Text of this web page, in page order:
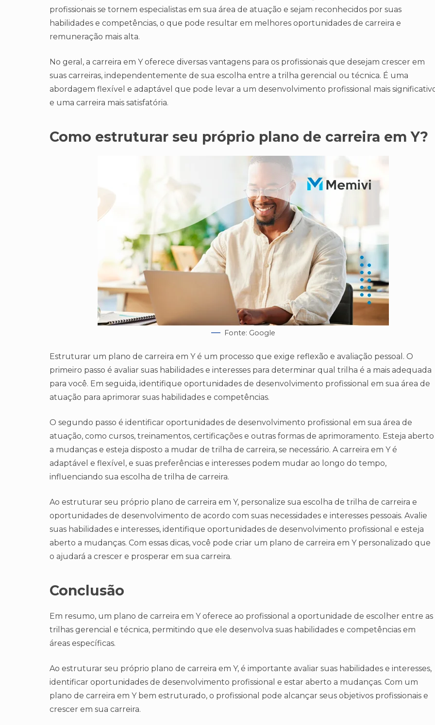
profissionais se tornem especialistas em sua área de atuação e sejam reconhecidos por suas
habilidades e competências, o que pode resultar em melhores oportunidades de carreira e
remuneração mais alta.
No geral, a carreira em Y oferece diversas vantagens para os profissionais que desejam crescer em
suas carreiras, independentemente de sua escolha entre a trilha gerencial ou técnica. É uma
abordagem flexível e adaptável que pode levar a um desenvolvimento profissional mais
e uma carreira mais satisfatória.
Como estruturar seu próprio plano de carreira em Y?
Fonte: Google
Estruturar um plano de carreira em Y é um processo que exige reflexão e avaliação pessoal. O
primeiro passo é avaliar suas habilidades e interesses para determinar qual trilha é a mais adequada
para você. Em seguida, identifique oportunidades de desenvolvimento profissional em sua área de
atuação para aprimorar suas habilidades e competências.
O segundo passo é identificar oportunidades de desenvolvimento profissional em sua área de
atuação, como cursos, treinamentos, certificações e outras formas de aprimoramento. Esteja aberto
a mudanças e esteja disposto a mudar de trilha de carreira, se necessário. A carreira em Y é
adaptável e flexível, e suas preferências e interesses podem mudar ao longo do tempo,
influenciando sua escolha de trilha de carreira.
Ao estruturar seu próprio plano de carreira em Y, personalize sua escolha de trilha de carreira e
oportunidades de desenvolvimento de acordo com suas necessidades e interesses pessoais. Avalie
suas habilidades e interesses, identifique oportunidades de desenvolvimento profissional e esteja
aberto a mudanças. Com essas dicas, você pode criar um plano de carreira em Y personalizado que
o ajudará a crescer e prosperar em sua carreira.
Conclusão
Em resumo, um plano de carreira em Y oferece ao profissional a oportunidade de escolher entre as
trilhas gerencial e técnica, permitindo que ele desenvolva suas habilidades e competências em
áreas específicas.
Ao estruturar seu próprio plano de carreira em Y, é importante avaliar suas habilidades e interesses,
identificar oportunidades de desenvolvimento profissional e estar aberto a mudanças. Com um
plano de carreira em Y bem estruturado, o profissional pode alcançar seus objetivos profissionais e
crescer em sua carreira.